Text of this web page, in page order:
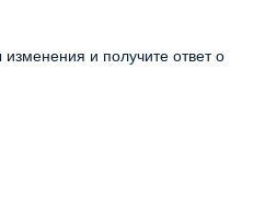
и получите ответ о